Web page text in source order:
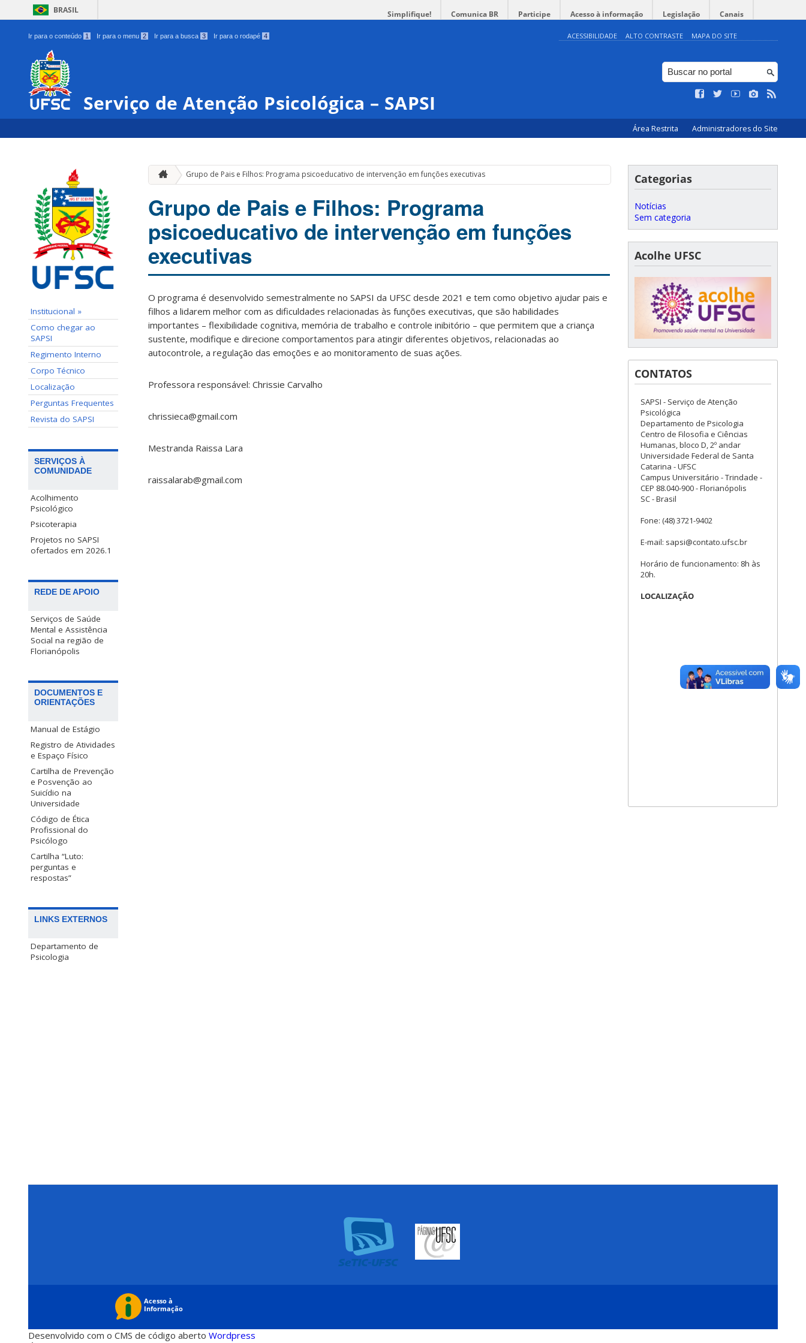
BRASIL Simplifique! Comunica BR Participe Acesso à informação Legislação Canais
Ir para o conteúdo 1 Ir para o menu 2 Ir para a busca 3 Ir para o rodapé 4 ACESSIBILIDADE ALTO CONTRASTE MAPA DO SITE
Serviço de Atenção Psicológica – SAPSI
Área Restrita Administradores do Site
Institucional »
Como chegar ao
SAPSI
Regimento Interno
Corpo Técnico
Localização
Perguntas Frequentes
Revista do SAPSI
SERVIÇOS À
COMUNIDADE
Acolhimento
Psicológico
Psicoterapia
Projetos no SAPSI
ofertados em 2026.1
REDE DE APOIO
Serviços de Saúde
Mental e Assistência
Social na região de
Florianópolis
DOCUMENTOS E
ORIENTAÇÕES
Manual de Estágio
Registro de Atividades
e Espaço Físico
Cartilha de Prevenção
e Posvenção ao
Suicídio na
Universidade
Código de Ética
Profissional do
Psicólogo
Cartilha “Luto:
perguntas e
respostas”
LINKS EXTERNOS
Departamento de
Psicologia
Grupo de Pais e Filhos: Programa psicoeducativo de intervenção em funções executivas
Grupo de Pais e Filhos: Programa
psicoeducativo de intervenção em funções
executivas
O programa é desenvolvido semestralmente no SAPSI da UFSC desde 2021 e tem como objetivo ajudar pais e
filhos a lidarem melhor com as dificuldades relacionadas às funções executivas, que são habilidades
importantes – flexibilidade cognitiva, memória de trabalho e controle inibitório – que permitem que a criança
sustente, modifique e direcione comportamentos para atingir diferentes objetivos, relacionadas ao
autocontrole, a regulação das emoções e ao monitoramento de suas ações.
Professora responsável: Chrissie Carvalho
chrissieca@gmail.com
Mestranda Raissa Lara
raissalarab@gmail.com
Categorias
Notícias
Sem categoria
Acolhe UFSC
CONTATOS
SAPSI - Serviço de Atenção
Psicológica
Departamento de Psicologia
Centro de Filosofia e Ciências
Humanas, bloco D, 2º andar
Universidade Federal de Santa
Catarina - UFSC
Campus Universitário - Trindade -
CEP 88.040-900 - Florianópolis
SC - Brasil
Fone: (48) 3721-9402
E-mail: sapsi@contato.ufsc.br
Horário de funcionamento: 8h às
20h.
LOCALIZAÇÃO
Desenvolvido com o CMS de código aberto Wordpress